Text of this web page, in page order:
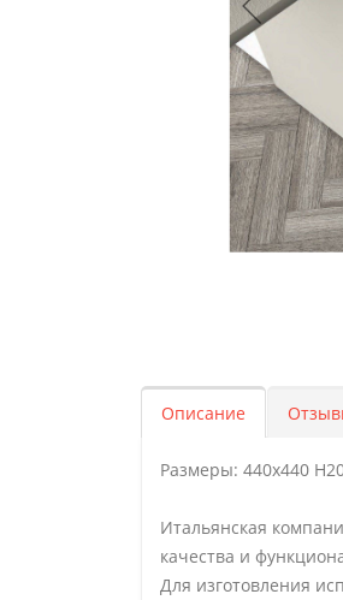
Описание
Размеры: 440х440
Итальянская
качества и
Для изготовления